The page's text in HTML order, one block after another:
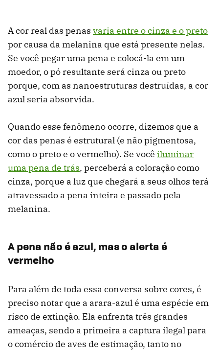
A cor real das penas varia entre o cinza e o preto
por causa da melanina que está presente nelas.
Se você pegar uma pena e colocá-la em um
moedor, o pó resultante será cinza ou preto
porque, com as nanoestruturas destruídas, a cor
azul seria absorvida.
Quando esse fenômeno ocorre, dizemos que a
cor das penas é estrutural (e não pigmentosa,
como o preto e o vermelho). Se você iluminar
uma pena de trás, perceberá a coloração como
cinza, porque a luz que chegará a seus olhos terá
atravessado a pena inteira e passado pela
melanina.
A pena não é azul, mas o alerta é
vermelho
Para além de toda essa conversa sobre cores, é
preciso notar que a arara-azul é uma espécie em
risco de extinção. Ela enfrenta três grandes
ameaças, sendo a primeira a captura ilegal para
o comércio de aves de estimação, tanto no